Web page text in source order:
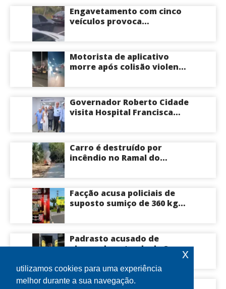
Itacoatiara: “batia para
corrigir e educar”; veja
vídeo
Engavetamento com cinco
veículos provoca
Manaus
Motorista de aplicativo
morre após colisão violenta
Governador Roberto Cidade
visita Hospital Francisca
cirurgias cardíacas
pediátricas
Carro é destruído por
incêndio no Ramal do
Facção acusa policiais de
suposto sumiço de 360 kg
Padrasto acusado de
abusar da enteada de 8
delegacia de Iranduba;
menina pode perder o útero
Roberto Cidade conduz
utilizamos cookies para uma experiência
melhor durante a sua navegação.
x